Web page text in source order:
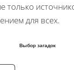
только
для всех.
Выбор загадок